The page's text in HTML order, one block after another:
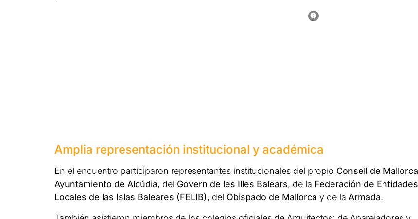
Amplia representación institucional y académica
En el encuentro participaron representantes institucionales del propio Consell de Mallorca
Ayuntamiento de Alcúdia, del Govern de les Illes Balears, de la Federación de Entidades
Locales de las Islas Baleares (FELIB), del Obispado de Mallorca y de la Armada.